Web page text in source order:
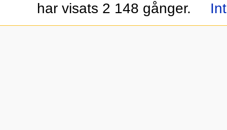
har visats 2 148 gånger.